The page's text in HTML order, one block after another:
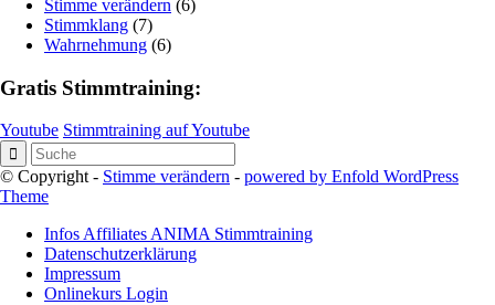
Stimme verändern (6)
Stimmklang (7)
Wahrnehmung (6)
Gratis Stimmtraining:
Youtube Stimmtraining auf Youtube
© Copyright - Stimme verändern - powered by Enfold WordPress
Theme
Infos Affiliates ANIMA Stimmtraining
Datenschutzerklärung
Impressum
Onlinekurs Login